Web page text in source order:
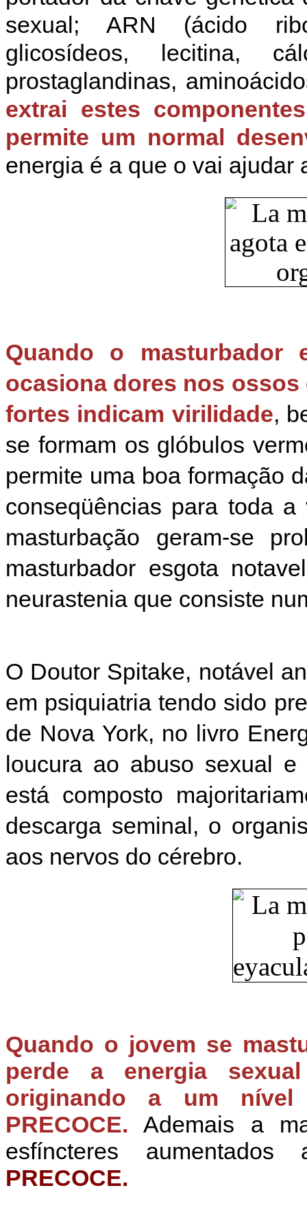
sexual; ARN (ácido
glicosídeos, lecitina,
prostaglandinas,
extrai estes
permite um normal
energia é a que o vai ajudar
Quando o masturbador
ocasiona dores nos
fortes indicam virilidade,
se formam os glóbulos
permite uma boa formação
conseqüências para toda
masturbação geram-se
masturbador esgota
neurastenia que consiste
O Doutor Spitake, notável
em psiquiatria tendo sido
de Nova York, no livro
loucura ao abuso sexual
está composto
descarga seminal, o
aos nervos do cérebro.
Quando o jovem se
perde a energia
originando a um nível
PRECOCE. Ademais a
esfíncteres
PRECOCE.